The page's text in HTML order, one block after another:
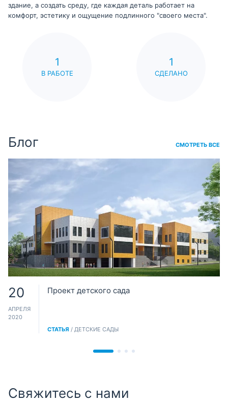
здание, а создать среду, где каждая деталь работает на
комфорт, эстетику и ощущение подлинного "своего места".
1
В РАБОТЕ
1
СДЕЛАНО
Блог СМОТРЕТЬ ВСЕ
20
АПРЕЛЯ
2020
Проект детского сада
СТАТЬЯ / ДЕТСКИЕ САДЫ
Свяжитесь с нами